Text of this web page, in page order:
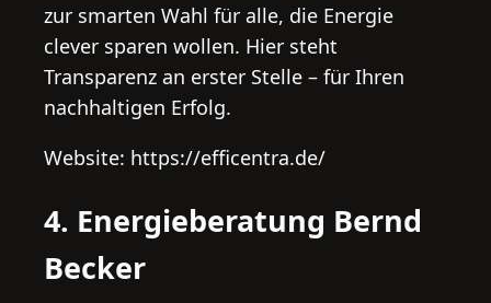
zur smarten Wahl für alle, die Energie
clever sparen wollen. Hier steht
Transparenz an erster Stelle – für Ihren
nachhaltigen Erfolg.
Website: https://efficentra.de/
4. Energieberatung Bernd
Becker